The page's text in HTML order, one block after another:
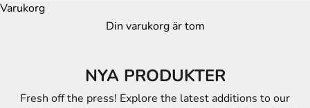
Varukorg
Din varukorg är tom
NYA PRODUKTER
Fresh off the press! Explore the latest additions to our